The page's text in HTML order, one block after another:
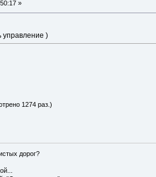
»
управление )
1274 раз.)
дорог?